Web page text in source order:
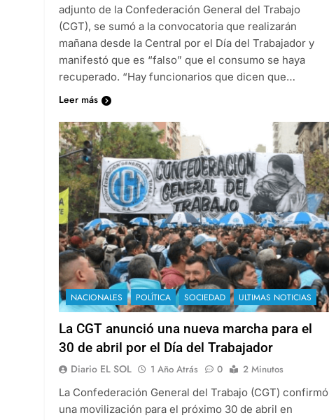
adjunto de la Confederación General del Trabajo
(CGT), se sumó a la convocatoria que realizarán
mañana desde la Central por el Día del Trabajador y
manifestó que es “falso” que el consumo se haya
recuperado. “Hay funcionarios que dicen que…
Leer más
NACIONALES POLÍTICA SOCIEDAD ULTIMAS NOTICIAS
La CGT anunció una nueva marcha para el
30 de abril por el Día del Trabajador
Diario EL SOL 1 Año Atrás 0
2 Minutos
La Confederación General del Trabajo (CGT) confirmó
una movilización para el próximo 30 de abril en